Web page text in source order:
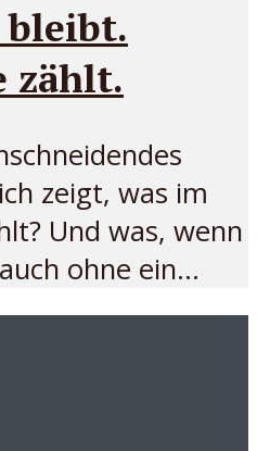
bleibt.
zählt.
zeigt, was im
Und was, wenn
ohne ein...